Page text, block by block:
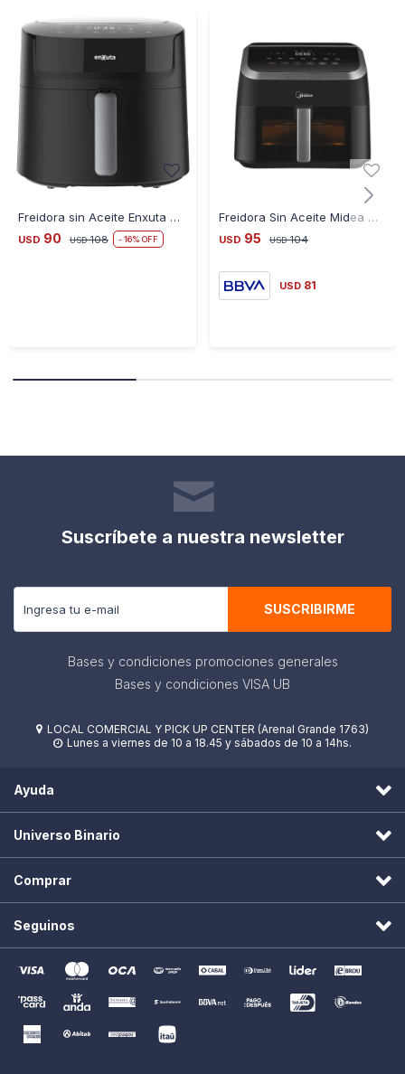
Freidora sin Aceite Enxuta SDAENXFSA1116 6 Litros
USD 90 USD 108 16
Freidora Sin Aceite Midea MF-CY85WK2 8.5L 2200W Ub
USD 95 USD 104
USD 81
Suscríbete a nuestra newsletter
SUSCRIBIRME
Bases y condiciones promociones generales
Bases y condiciones VISA UB
 LOCAL COMERCIAL Y PICK UP CENTER (Arenal Grande 1763)
 Lunes a viernes de 10 a 18.45 y sábados de 10 a 14hs.
Ayuda
Universo Binario
Comprar
Seguinos